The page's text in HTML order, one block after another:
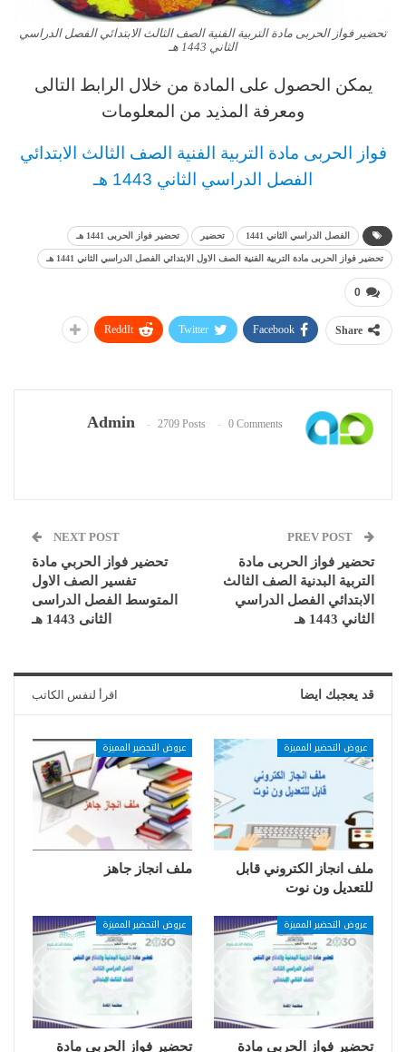
تحضير فواز الحربى مادة التربية الفنية الصف الثالث الابتدائي الفصل الدراسي
الثاني 1443 هـ
يمكن الحصول على المادة من خلال الرابط التالى
ومعرفة المذيد من المعلومات
فواز الحربى مادة التربية الفنية الصف الثالث الابتدائي
الفصل الدراسي الثاني 1443 هـ
الفصل الدراسي الثاني 1441 تحضير تحضير فواز الحربى 1441 هـ
تحضير فواز الحربى مادة التربية الفنية الصف الاول الابتدائي الفصل الدراسي الثاني 1441 هـ
0
Share
Facebook
Twitter
ReddIt
Admin 2709 Posts 0 Comments
تحضير فواز الحربى مادة
التربية البدنية الصف الثالث
الابتدائي الفصل الدراسي
الثاني 1443 هـ
NEXT POST
تحضير فواز الحربي مادة
تفسير الصف الاول
المتوسط الفصل الدراسى
الثانى 1443 هـ
قد يعجبك ايضا اقرأ لنفس الكاتب
عروض التحضير المميزة
ملف انجاز الكتروني قابل
للتعديل ون نوت
عروض التحضير المميزة
ملف انجاز جاهز
عروض التحضير المميزة
تحضير فواز الحربي مادة
عروض التحضير المميزة
تحضير فواز الحربي مادة